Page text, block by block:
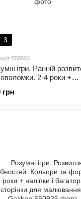
3
550803
ігри. Ранній
2-4 роки +
малювання / Gakken
грн